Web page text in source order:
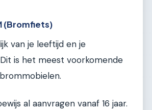
(Bromfiets)
van je leeftijd en je
is het meest voorkomende
al aanvragen vanaf 16 jaar.